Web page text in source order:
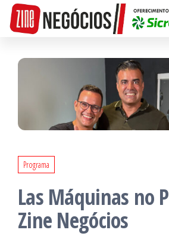
Pular
para
conteúdo
Programa
Las Máquinas no
Zine Negócios